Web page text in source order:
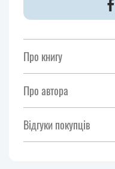
Про книгу
Про автора
Відгуки покупців